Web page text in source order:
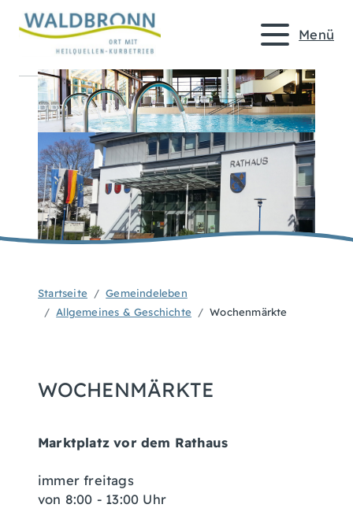
Menü
Startseite
Gemeindeleben
Allgemeines & Geschichte
Wochenmärkte
WOCHENMÄRKTE
Marktplatz vor dem Rathaus
immer freitags
von 8:00 - 13:00 Uhr